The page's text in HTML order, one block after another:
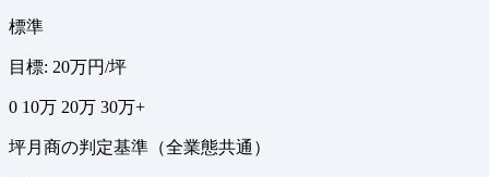
標準
目標: 20万円/坪
0 10万 20万 30万+
坪月商の判定基準（全業態共通）